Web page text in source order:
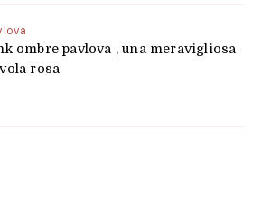
ombre pavlova , una meravigliosa
rosa